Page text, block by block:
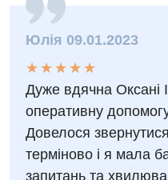
Вакансии
Интернатура
Энциклопедия
Программа лояльности
Диагностика
Диагностическое
Рентгенография
Юлія 09.01.2023
★
★
★
★
★
★ ★ ★ ★ ★
Дуже вдячна Оксані
оперативну
Довелося звернутися
терміново і я мала
запитань та